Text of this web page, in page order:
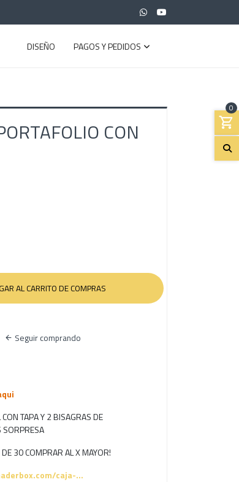
DISEÑO PAGOS Y PEDIDOS
0
CON
Seguir comprando
TAPA Y 2 BISAGRAS DE
SORPRESA
30 COMPRAR AL X MAYOR!
caja-...